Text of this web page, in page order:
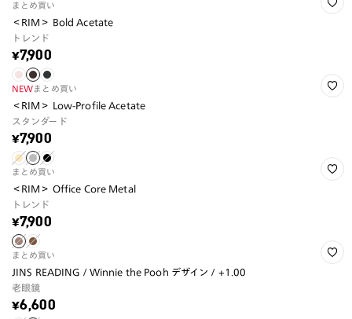
まとめ買い
＜RIM＞ Bold Acetate
トレンド
¥7,900
NEWまとめ買い
＜RIM＞ Low-Profile Acetate
スタンダード
¥7,900
まとめ買い
＜RIM＞ Office Core Metal
トレンド
¥7,900
まとめ買い
JINS READING / Winnie the Pooh デザイン / +1.00
老眼鏡
¥6,600